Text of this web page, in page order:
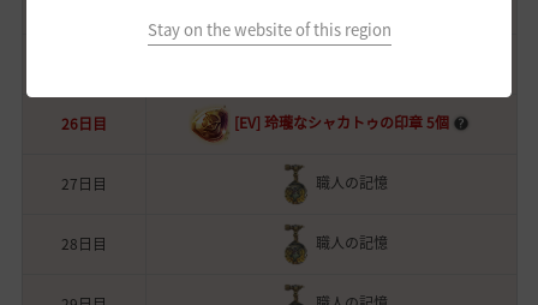
Stay on the website of this region
26日目 [EV] 玲瓏なシャカトゥの印章 5個
27日目 職人の記憶
28日目 職人の記憶